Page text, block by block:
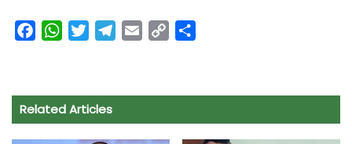
e
b
W
t
s
t
t
e
i
y
r
Related Articles